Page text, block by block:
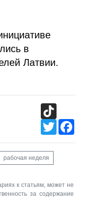
в
Латвии.
Twitter
рабочая неделя
к статьям, может не
за содержание